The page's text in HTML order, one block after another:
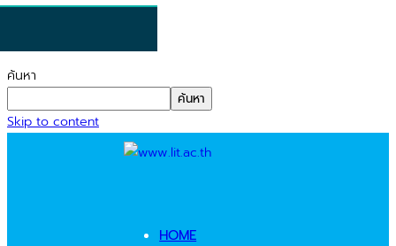
ค้นหา
ค้นหา
Skip to content
HOME